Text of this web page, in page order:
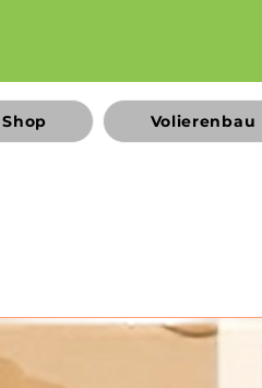
Shop Volierenbau